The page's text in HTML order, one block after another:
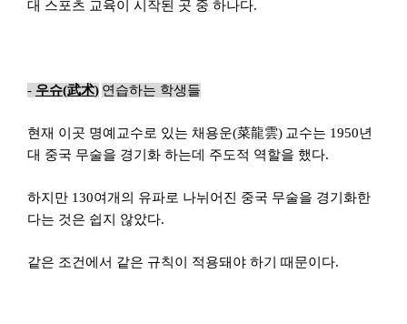
대 스포츠 교육이 시작된 곳 중 하나다.
- 우슈(武术) 연습하는 학생들
현재 이곳 명예교수로 있는 채용운(菜龍雲) 교수는 1950년
대 중국 무술을 경기화 하는데 주도적 역할을 했다.
하지만 130여개의 유파로 나뉘어진 중국 무술을 경기화한
다는 것은 쉽지 않았다.
같은 조건에서 같은 규칙이 적용돼야 하기 때문이다.